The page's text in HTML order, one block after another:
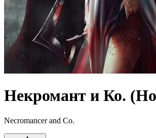
Некромант и Ко.
Necromancer and Co.